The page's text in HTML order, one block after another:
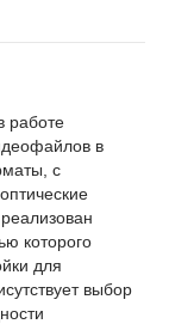
работе
в
с
которого
для
выбор